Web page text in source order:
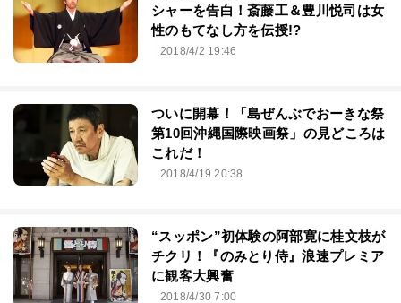
シャーを告白！斎藤工＆豊川悦司は女
性のもてなし方を伝授!?
2018/4/2 19:46
ついに開幕！「島ぜんぶでおーきな祭
第10回沖縄国際映画祭」の見どころは
これだ！
2018/4/19 20:38
“スッポン”初体験の阿部寛に桂文枝が
チクリ！『のみとり侍』浪速プレミア
に観客大興奮
2018/4/30 7:00